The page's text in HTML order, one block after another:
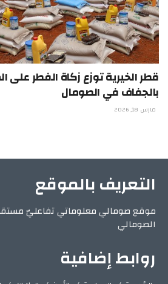
قطر الخيرية توزع زكاة الفطر على
بالجفاف في الصومال
مارس 18, 2026
التعريف بالموقع
موقع صومالي معلوماتي تفاعليّ
الصومالي
روابط إضافية